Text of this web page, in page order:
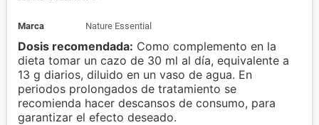
Marca Nature Essential
Dosis recomendada: Como complemento en la
dieta tomar un cazo de 30 ml al día, equivalente a
13 g diarios, diluido en un vaso de agua. En
periodos prolongados de tratamiento se
recomienda hacer descansos de consumo, para
garantizar el efecto deseado.